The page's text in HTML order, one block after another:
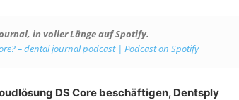
in voller Länge auf Spotify.
– dental journal podcast | Podcast on Spotify
DS Core beschäftigen, Dentsply